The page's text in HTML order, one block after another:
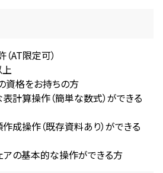
AT限定可）
資格をお持ちの方
計算操作（簡単な数式）ができる
成操作（既存資料あり）ができる
アの基本的な操作ができる方